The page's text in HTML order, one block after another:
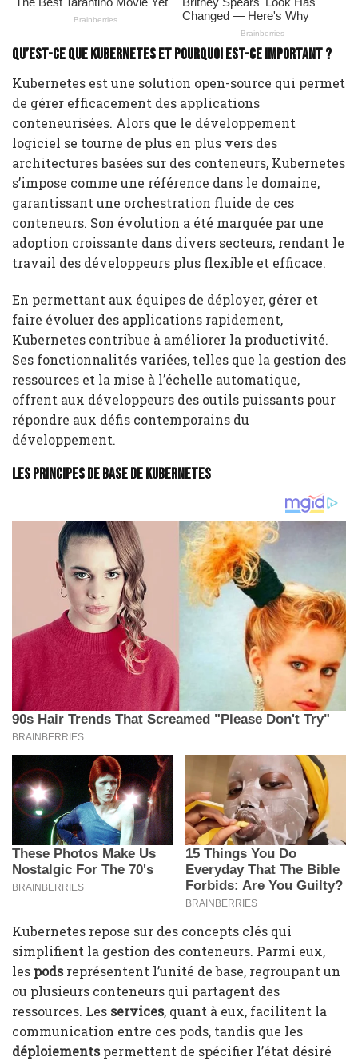
Qu’est-ce que Kubernetes et pourquoi est-ce important ?
Kubernetes est une solution open-source qui permet
de gérer efficacement des applications
conteneurisées. Alors que le développement
logiciel se tourne de plus en plus vers des
architectures basées sur des conteneurs, Kubernetes
s’impose comme une référence dans le domaine,
garantissant une orchestration fluide de ces
conteneurs. Son évolution a été marquée par une
adoption croissante dans divers secteurs, rendant le
travail des développeurs plus flexible et efficace.
En permettant aux équipes de déployer, gérer et
faire évoluer des applications rapidement,
Kubernetes contribue à améliorer la productivité.
Ses fonctionnalités variées, telles que la gestion des
ressources et la mise à l’échelle automatique,
offrent aux développeurs des outils puissants pour
répondre aux défis contemporains du
développement.
Les principes de base de Kubernetes
Kubernetes repose sur des concepts clés qui
simplifient la gestion des conteneurs. Parmi eux,
les podsreprésentent l’unité de base, regroupant un
ou plusieurs conteneurs qui partagent des
ressources. Les services, quant à eux, facilitent la
communication entre ces pods, tandis que les
déploiementspermettent de spécifier l’état désiré